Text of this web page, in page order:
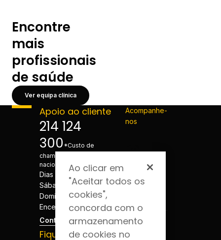
Encontre
mais
profissionais
de saúde
Ver equipa clínica
Apoio ao cliente
214 124
300 *Custo de
chamada para a rede fixa
nacional
Dias úteis - 08h às 20h
Sábados - 08h às 20h
Domingos e Feriados -
Encerrado
Contactos
Fique por dentro
Acompanhe-
nos
Ao clicar em
"Aceitar todos os
cookies",
concorda com o
armazenamento
de cookies no